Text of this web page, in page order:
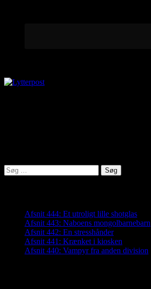
Søg
efter:
Afsnit 444: Et utroligt lille shotglas
Afsnit 443: Naboens mongolbarnebarn
Afsnit 442: En stresshånder
Afsnit 441: Krænket i kiosken
Afsnit 440: Vampyr fra anden division